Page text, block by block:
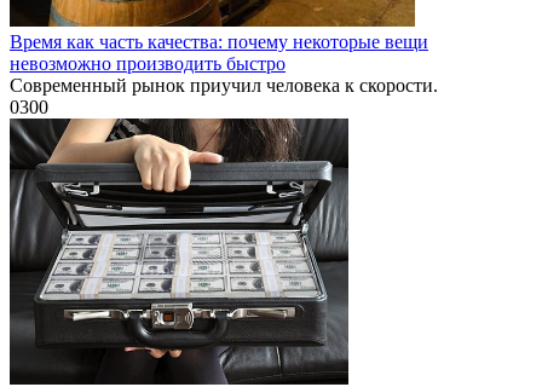
Время как часть качества: почему некоторые вещи
невозможно производить быстро
Современный рынок приучил человека к скорости.
0300